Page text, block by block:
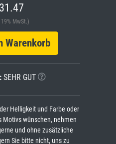
MwSt.)
SEHR GUT
Helligkeit und Farbe oder
Motivs wünschen, nehmen
und ohne zusätzliche
Sie bitte nicht, uns zu